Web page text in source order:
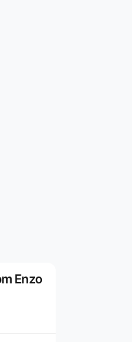
Enzo